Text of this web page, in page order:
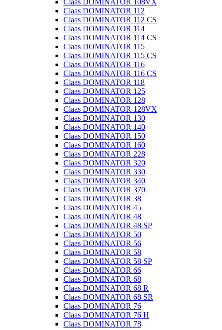
Claas DOMINATOR 108VX
Claas DOMINATOR 112
Claas DOMINATOR 112 CS
Claas DOMINATOR 114
Claas DOMINATOR 114 CS
Claas DOMINATOR 115
Claas DOMINATOR 115 CS
Claas DOMINATOR 116
Claas DOMINATOR 116 CS
Claas DOMINATOR 118
Claas DOMINATOR 125
Claas DOMINATOR 128
Claas DOMINATOR 128VX
Claas DOMINATOR 130
Claas DOMINATOR 140
Claas DOMINATOR 150
Claas DOMINATOR 160
Claas DOMINATOR 228
Claas DOMINATOR 320
Claas DOMINATOR 330
Claas DOMINATOR 340
Claas DOMINATOR 370
Claas DOMINATOR 38
Claas DOMINATOR 45
Claas DOMINATOR 48
Claas DOMINATOR 48 SP
Claas DOMINATOR 50
Claas DOMINATOR 56
Claas DOMINATOR 58
Claas DOMINATOR 58 SP
Claas DOMINATOR 66
Claas DOMINATOR 68
Claas DOMINATOR 68 R
Claas DOMINATOR 68 SR
Claas DOMINATOR 76
Claas DOMINATOR 76 H
Claas DOMINATOR 78